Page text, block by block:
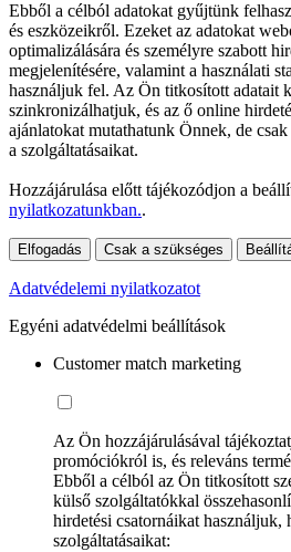
Ebből a célból adatokat gyűjtünk
és eszközeikről. Ezeket az adatokat
optimalizálására és személyre szabott
megjelenítésére, valamint a használati
használjuk fel. Az Ön titkosított adatait
szinkronizálhatjuk, és az ő online
ajánlatokat mutathatunk Önnek, de
a szolgáltatásaikat.
Hozzájárulása előtt tájékozódjon a
nyilatkozatunkban..
Elfogadás Csak a szükséges
Adatvédelemi nyilatkozatot
Egyéni adatvédelmi beállítások
Customer match marketing
Az Ön hozzájárulásával
promóciókról is, és releváns
Ebből a célból az Ön titkosított
külső szolgáltatókkal
hirdetési csatornáikat használjuk,
szolgáltatásaikat: